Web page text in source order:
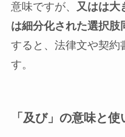
意味ですが、 又はは大
は細分化された選択肢
すると、法律文や契約
す。
「及び」の意味と使